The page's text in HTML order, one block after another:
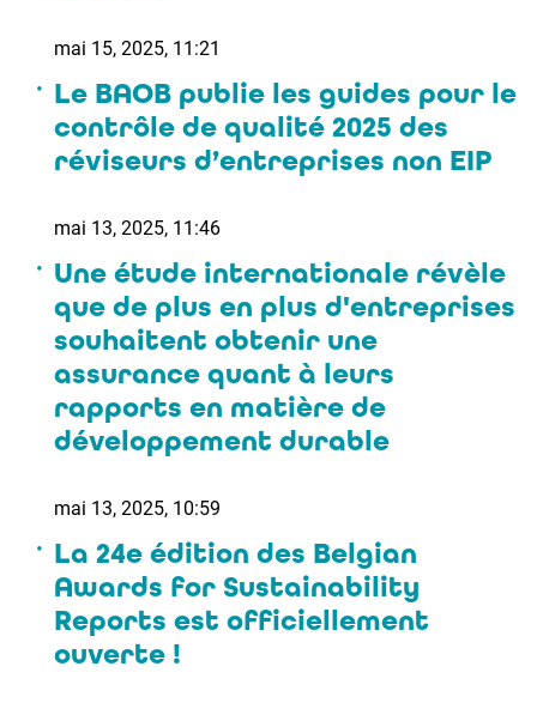
mai 15, 2025, 11:21
Le BAOB publie les guides pour le
contrôle de qualité 2025 des
réviseurs d’entreprises non EIP
mai 13, 2025, 11:46
Une étude internationale révèle
que de plus en plus d'entreprises
souhaitent obtenir une
assurance quant à leurs
rapports en matière de
développement durable
mai 13, 2025, 10:59
La 24e édition des Belgian
Awards for Sustainability
Reports est officiellement
ouverte !